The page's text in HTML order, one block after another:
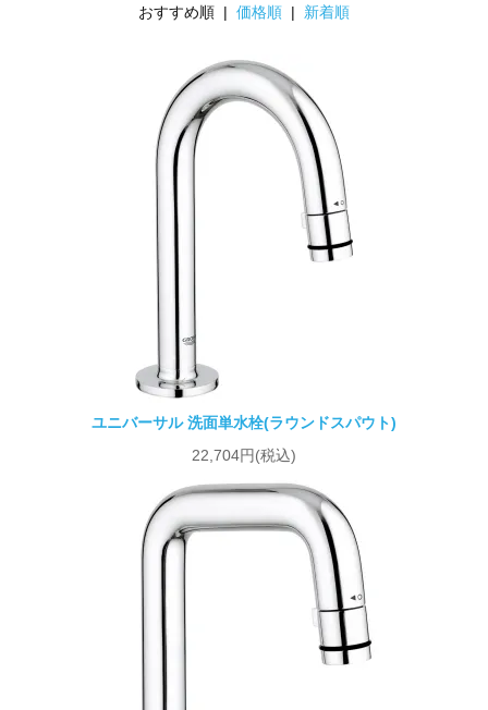
おすすめ順 | 価格順 | 新着順
ユニバーサル 洗面単水栓(ラウンドスパウト)
22,704円(税込)